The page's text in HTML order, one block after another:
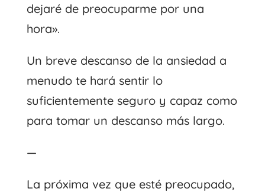
dejaré de preocuparme por una
hora».
Un breve descanso de la ansiedad a
menudo te hará sentir lo
suficientemente seguro y capaz como
para tomar un descanso más largo.
—
La próxima vez que esté preocupado,